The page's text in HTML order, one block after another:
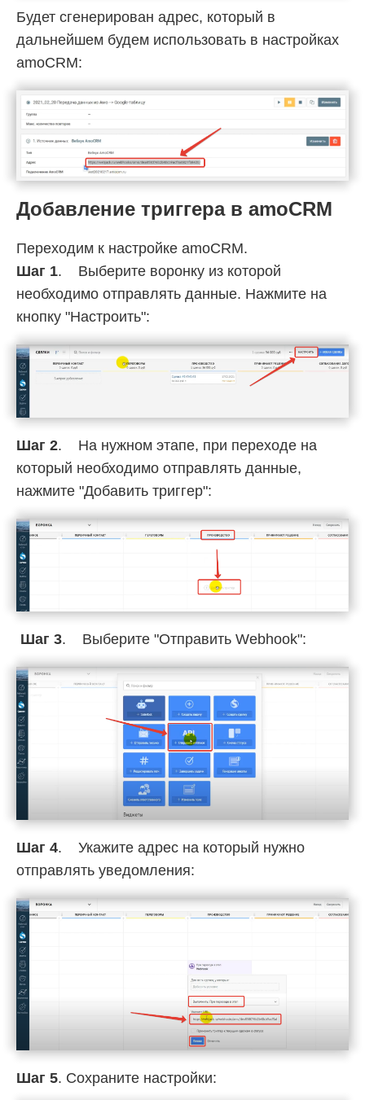
Будет сгенерирован адрес, который в
дальнейшем будем использовать в настройках
amoCRM:
Добавление триггера в amoCRM
Переходим к настройке amoCRM.
Шаг 1. Выберите воронку из которой
необходимо отправлять данные. Нажмите на
кнопку "Настроить":
Шаг 2. На нужном этапе, при переходе на
который необходимо отправлять данные,
нажмите "Добавить триггер":
Шаг 3. Выберите "Отправить Webhook":
Шаг 4. Укажите адрес на который нужно
отправлять уведомления:
Шаг 5. Сохраните настройки: